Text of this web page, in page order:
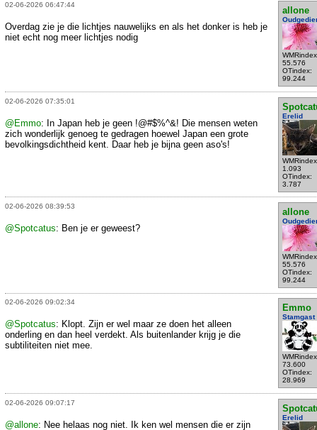
02-06-2026 06:47:44
allone
55.576
OTindex:
99.244
Overdag zie je die lichtjes nauwelijks en als het donker is heb je
niet echt nog meer lichtjes nodig
02-06-2026 07:35:01
Erelid
1.093
OTindex:
3.787
@Emmo: In Japan heb je geen !@#$%^&! Die mensen weten
zich wonderlijk genoeg te gedragen hoewel Japan een grote
bevolkingsdichtheid kent. Daar heb je bijna geen aso's!
02-06-2026 08:39:53
allone
55.576
OTindex:
99.244
@Spotcatus: Ben je er geweest?
02-06-2026 09:02:34
Emmo
Stamgast
73.600
OTindex:
28.969
@Spotcatus: Klopt. Zijn er wel maar ze doen het alleen
onderling en dan heel verdekt. Als buitenlander krijg je die
subtiliteiten niet mee.
02-06-2026 09:07:17
Erelid
@allone: Nee helaas nog niet. Ik ken wel mensen die er zijn